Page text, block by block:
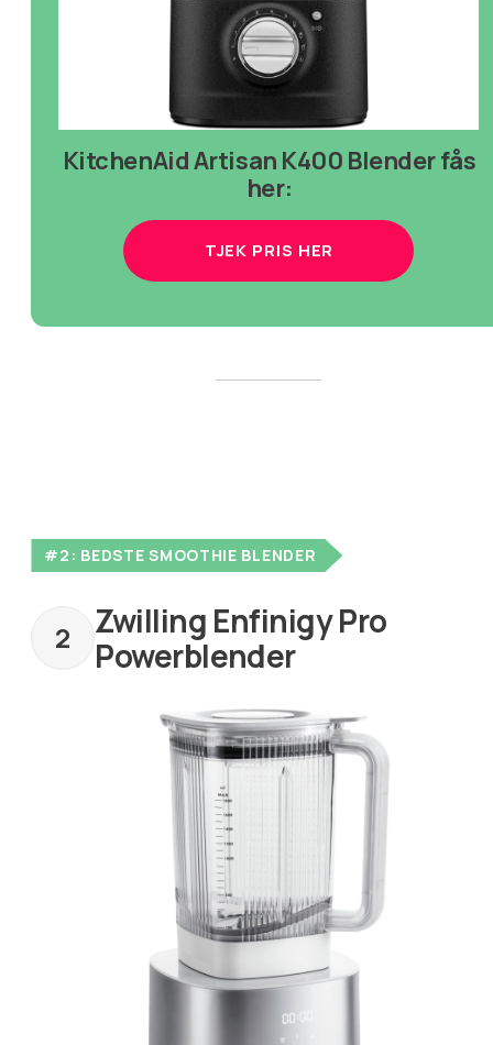
KitchenAid Artisan K400 Blender fås
her:
TJEK PRIS HER
#2: BEDSTE SMOOTHIE BLENDER
Zwilling Enfinigy Pro
Powerblender